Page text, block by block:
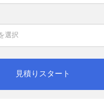
見積りスタート